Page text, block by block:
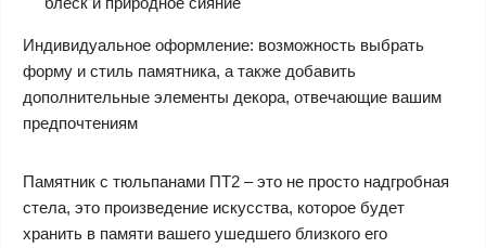
Индивидуальное оформление: возможность выбрать
форму и стиль памятника, а также добавить
дополнительные элементы декора, отвечающие вашим
предпочтениям
Памятник с тюльпанами ПТ2 – это не просто надгробная
стела, это произведение искусства, которое будет
хранить в памяти вашего ушедшего близкого его